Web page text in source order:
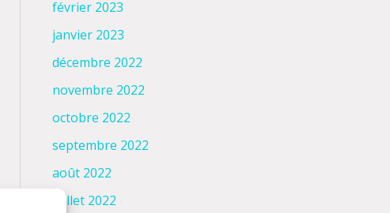
février 2023
janvier 2023
décembre 2022
novembre 2022
octobre 2022
septembre 2022
août 2022
juillet 2022